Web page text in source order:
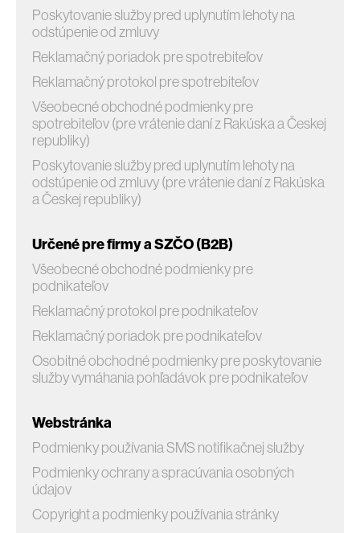
Poskytovanie služby pred uplynutím lehoty na
odstúpenie od zmluvy
Reklamačný poriadok pre spotrebiteľov
Reklamačný protokol pre spotrebiteľov
Všeobecné obchodné podmienky pre
spotrebiteľov (pre vrátenie daní z Rakúska a Českej
republiky)
Poskytovanie služby pred uplynutím lehoty na
odstúpenie od zmluvy (pre vrátenie daní z Rakúska
a Českej republiky)
Určené pre firmy a SZČO (B2B)
Všeobecné obchodné podmienky pre
podnikateľov
Reklamačný protokol pre podnikateľov
Reklamačný poriadok pre podnikateľov
Osobitné obchodné podmienky pre poskytovanie
služby vymáhania pohľadávok pre podnikateľov
Webstránka
Podmienky používania SMS notifikačnej služby
Podmienky ochrany a spracúvania osobných
údajov
Copyright a podmienky používania stránky